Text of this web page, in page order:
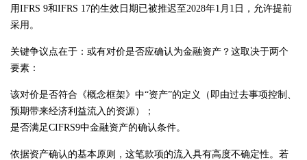
用IFRS 9和IFRS 17的生效日期已被推迟至2028年1月1日，允许提前
采用。
关键争议点在于：或有对价是否应确认为金融资产？这取决于两个
要素：
该对价是否符合《概念框架》中“资产”的定义（即由过去事项控制、
预期带来经济利益流入的资源）；
是否满足CIFRS9中金融资产的确认条件。
依据资产确认的基本原则，这笔款项的流入具有高度不确定性。若